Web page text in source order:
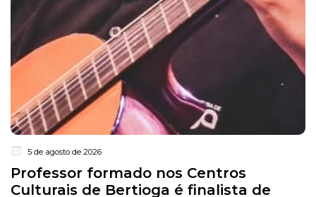
5 de agosto de 2026
Professor formado nos Centros
Culturais de Bertioga é finalista de